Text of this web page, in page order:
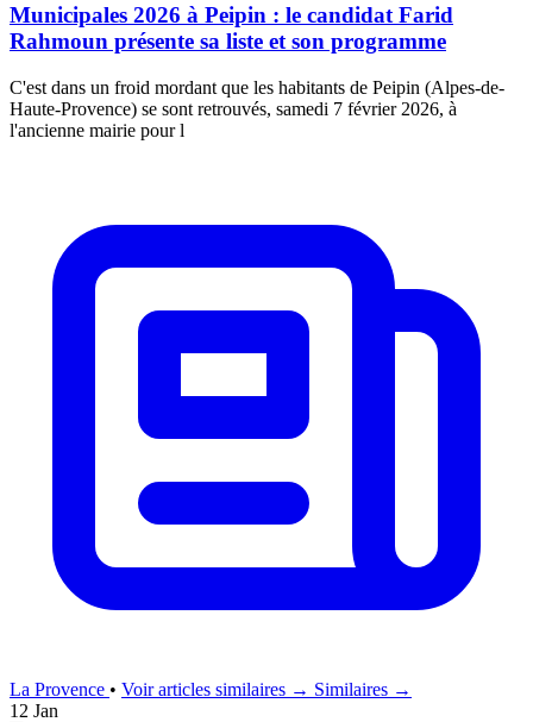
Municipales 2026 à Peipin : le candidat Farid
Rahmoun présente sa liste et son programme
C'est dans un froid mordant que les habitants de Peipin (Alpes-de-
Haute-Provence) se sont retrouvés, samedi 7 février 2026, à
l'ancienne mairie pour l
La Provence • Voir articles similaires → Similaires →
12 Jan